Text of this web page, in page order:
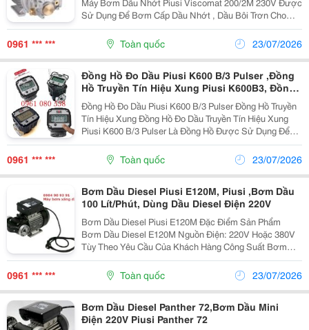
Sử Dụng Để Bơm Cấp Dầu Nhớt , Dầu Bôi Trơn Cho
Máy Móc Thiết Bị, Phương Tiện Vận Tải, Máy Công
Trình Khi Thay Dầu Bảo Dưỡng. Máy Bơm Cấp Dầu
Nhớt Được...
0961 *** *** Toàn quốc 23/07/2026
Đồng Hồ Đo Dầu Piusi K600 B/3 Pulser ,Đồng
Hồ Truyền Tín Hiệu Xung Piusi K600B3, Đồng
Hồ Đo Lưu Lượng, Đồng Hồ Đo Dầu Piusi
Đồng Hồ Đo Dầu Piusi K600 B/3 Pulser Đồng Hồ Truyền
Tín Hiệu Xung Đồng Hồ Đo Dầu Truyền Tín Hiệu Xung
Piusi K600 B/3 Pulser Là Đồng Hồ Được Sử Dụng Để
Đo Dầu Diesel, Dầu Nhớt, Dầu Bôi Trơn Trong Các Hệ
Thống Xăng Dầu Hoặc Trong Cấp Phát Xăng...
0961 *** *** Toàn quốc 23/07/2026
Bơm Dầu Diesel Piusi E120M, Piusi ,Bơm Dầu
100 Lít/Phút, Dùng Dầu Diesel Điện 220V
Bơm Dầu Diesel Piusi E120M Đặc Điểm Sản Phẩm
Bơm Dầu Diesel E120M Nguồn Điện: 220V Hoặc 380V
Tùy Theo Yêu Cầu Của Khách Hàng Công Suất Bơm
Dầu Diesel: 100 Lít/Phút Bơm Liên Tục Không Ngắt
Quãng Bơm Dầu Diesel E120M Dùng Để Bơm Dầu
Diesel Ngoài Ra...
0961 *** *** Toàn quốc 23/07/2026
Bơm Dầu Diesel Panther 72,Bơm Dầu Mini
Điện 220V Piusi Panther 72